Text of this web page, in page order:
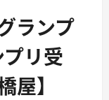
ランプ
リ受
屋】